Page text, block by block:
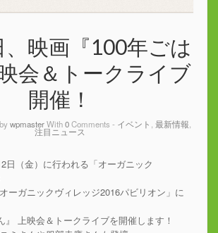
、映画『100年ごは
会＆トークライブ
開催！
wpmasterWith0Comments - イベント , 最新情報,
注目ニュース
日（金）に行われる「オーガニック
ーガニックヴィレッジ2016パビリオン」に
』 上映会＆トークライブを開催します！